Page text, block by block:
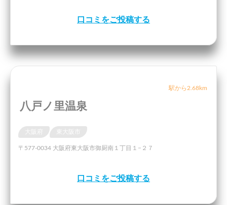
口コミをご投稿する
駅から2.68km
八戸ノ里温泉
〒577-0034 大阪府東大阪市御厨南１丁目１−２７
口コミをご投稿する